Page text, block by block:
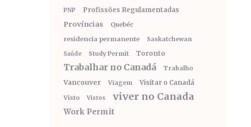
PNP Profissões Regulamentadas
Províncias
Quebéc
residencia permanente
Saskatchewan
Saúde Study Permit Toronto
Trabalhar no Canadá Trabalho
Vancouver Viagem
Visitar o Canadá
Visto
Vistos viver no Canada
Work Permit